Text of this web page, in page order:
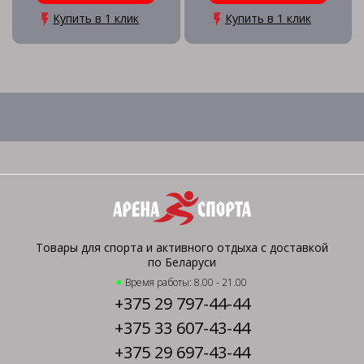
Купить в 1 клик Купить в 1 клик
Товары для спорта и активного отдыха с доставкой
по Беларуси
Время работы: 8.00 - 21.00
+375 29 797-44-44
+375 33 607-43-44
+375 29 697-43-44